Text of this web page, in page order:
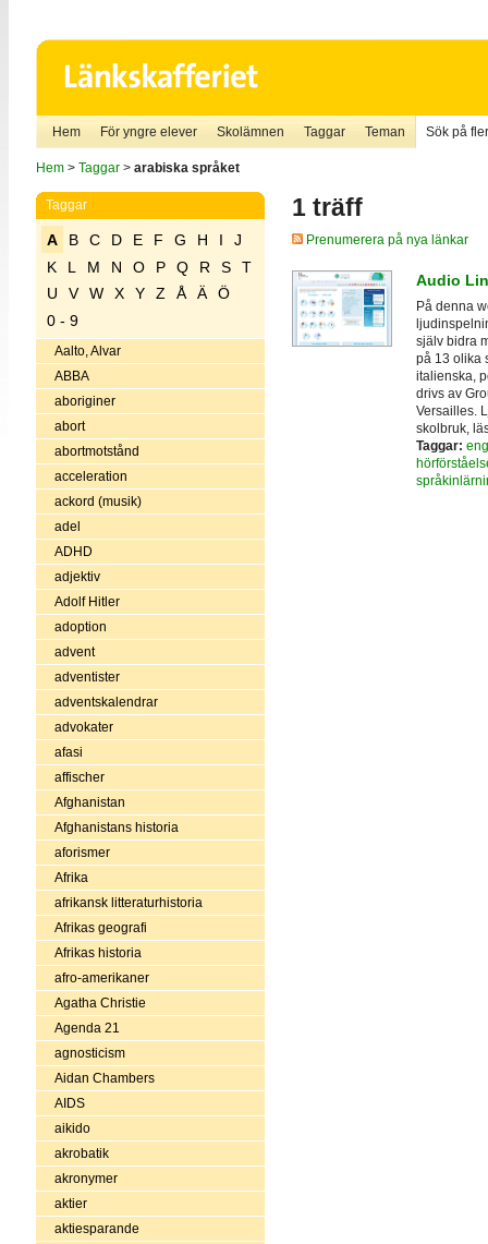
Hem För yngre elever Skolämnen Taggar Teman Sök på
Hem> Taggar> arabiska språket
Taggar
A B C D E F G H I
J
K
L M N O P Q R S
T
U
V W X Y Z Å Ä
Ö
0 - 9
Aalto, Alvar
ABBA
aboriginer
abort
abortmotstånd
acceleration
ackord (musik)
adel
ADHD
adjektiv
Adolf Hitler
adoption
advent
adventister
adventskalendrar
advokater
afasi
affischer
Afghanistan
Afghanistans historia
aforismer
Afrika
afrikansk litteraturhistoria
Afrikas geografi
Afrikas historia
afro-amerikaner
Agatha Christie
Agenda 21
agnosticism
Aidan Chambers
AIDS
aikido
akrobatik
akronymer
aktier
aktiesparande
1 träff
Prenumerera på nya länkar
Audio
På denna
själv bidra
på 13 olika
italienska,
drivs av
Versailles.
skolbruk,
Taggar: